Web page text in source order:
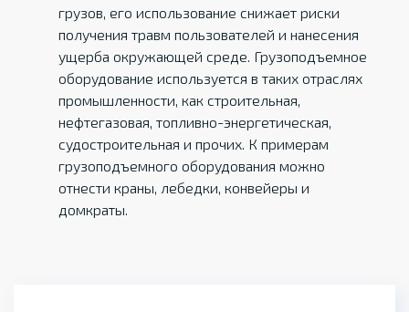
грузов, его использование снижает риски
получения травм пользователей и нанесения
ущерба окружающей среде. Грузоподъемное
оборудование используется в таких отраслях
промышленности, как строительная,
нефтегазовая, топливно-энергетическая,
судостроительная и прочих. К примерам
грузоподъемного оборудования можно
отнести краны, лебедки, конвейеры и
домкраты.